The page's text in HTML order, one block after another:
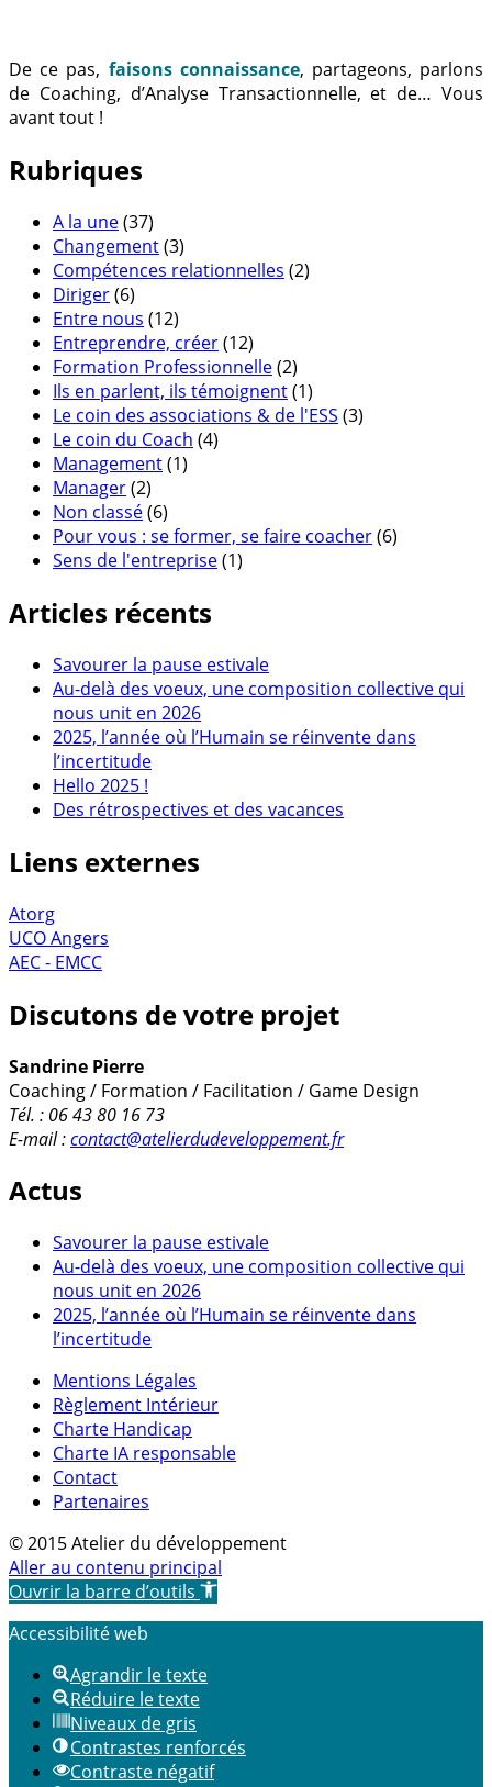
De ce pas, faisons connaissance, partageons, parlons
de Coaching, d’Analyse Transactionnelle, et de… Vous
avant tout !
Rubriques
A la une(37)
Changement(3)
Compétences relationnelles (2)
Diriger(6)
Entre nous (12)
Entreprendre, créer(12)
Formation Professionnelle(2)
Ils en parlent, ils témoignent(1)
Le coin des associations & de l'ESS (3)
Le coin du Coach (4)
Management(1)
Manager(2)
Non classé(6)
Pour vous : se former, se faire coacher(6)
Sens de l'entreprise(1)
Articles récents
Savourer la pause estivale
Au-delà des voeux, une composition collective qui
nous unit en 2026
2025, l’année où l’Humain se réinvente dans
l’incertitude
Hello 2025 !
Des rétrospectives et des vacances
Liens externes
Atorg
UCO Angers
AEC - EMCC
Discutons de votre projet
Sandrine Pierre
Coaching / Formation / Facilitation / Game Design
Tél. : 06 43 80 16 73
E-mail :contact@atelierdudeveloppement.fr
Actus
Savourer la pause estivale
Au-delà des voeux, une composition collective qui
nous unit en 2026
2025, l’année où l’Humain se réinvente dans
l’incertitude
Mentions Légales
Règlement Intérieur
Charte Handicap
Charte IA responsable
Contact
Partenaires
© 2015 Atelier du développement
Aller au contenu principal
Ouvrir la barre d’outils
Accessibilité web
Agrandir le texte
Réduire le texte
Niveaux de gris
Contrastes renforcés
Contraste négatif